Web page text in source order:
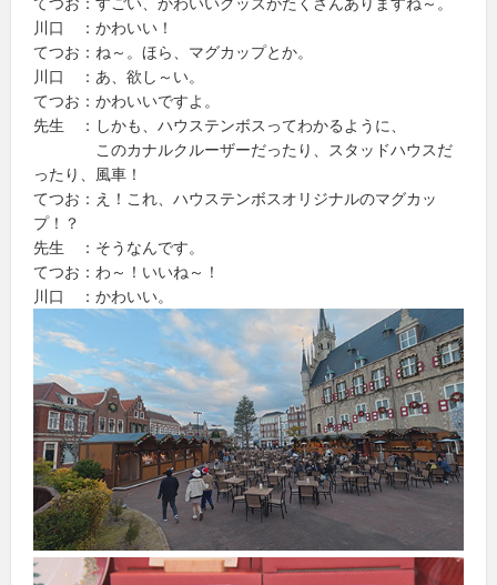
川口 ：かわいい！
てつお：ね～。ほら、マグカップとか。
川口 ：あ、欲し～い。
てつお：かわいいですよ。
先生 ：しかも、ハウステンボスってわかるように、
このカナルクルーザーだったり、スタッドハウスだ
ったり、風車！
てつお：え！これ、ハウステンボスオリジナルのマグカッ
プ！？
先生 ：そうなんです。
てつお：わ～！いいね～！
川口 ：かわいい。